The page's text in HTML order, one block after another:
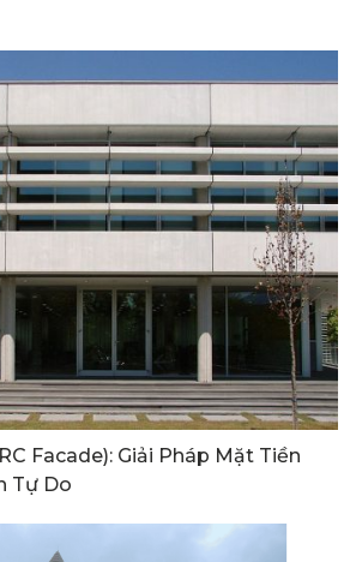
Facade): Giải Pháp Mặt Tiền
Tự Do